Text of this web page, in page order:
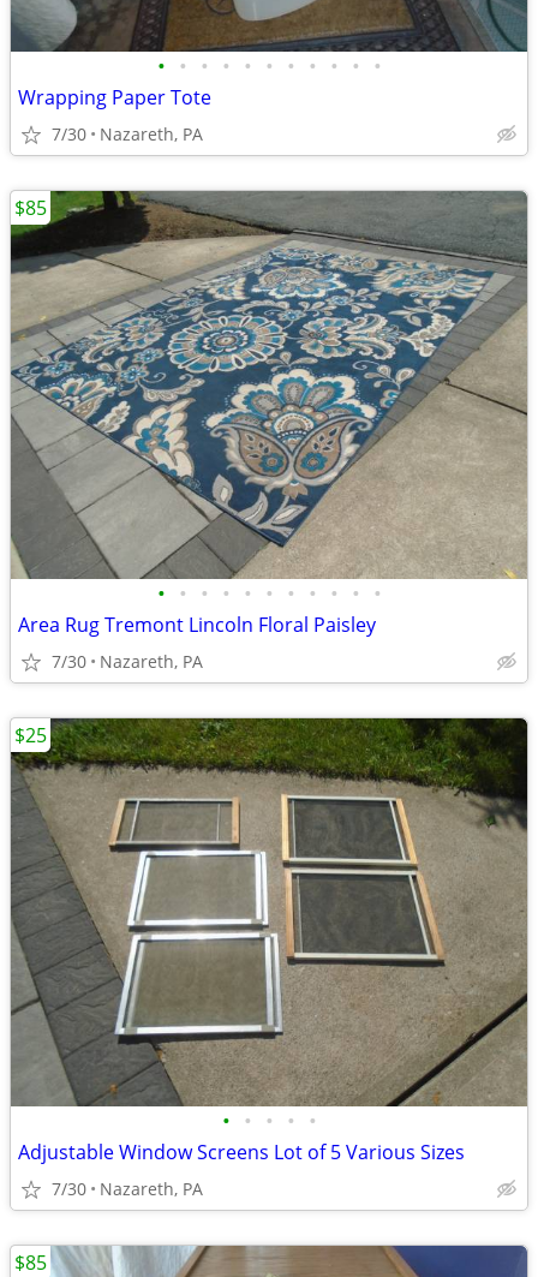
• • • • • • • • • • •
Wrapping Paper Tote
7/30 Nazareth, PA
• • • • • • • • • • •
Area Rug Tremont Lincoln Floral Paisley
7/30 Nazareth, PA
$85
• • • • •
Adjustable Window Screens Lot of 5 Various Sizes
7/30 Nazareth, PA
$25
$85